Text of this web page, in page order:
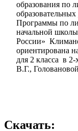
образования по
Программы по
начальной
России»
ориентирована
для 2 класса в
В.Г.,
Скачать: